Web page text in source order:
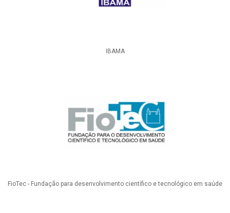
IBAMA
FioTec - Fundação para desenvolvimento científico e tecnológico em saúde